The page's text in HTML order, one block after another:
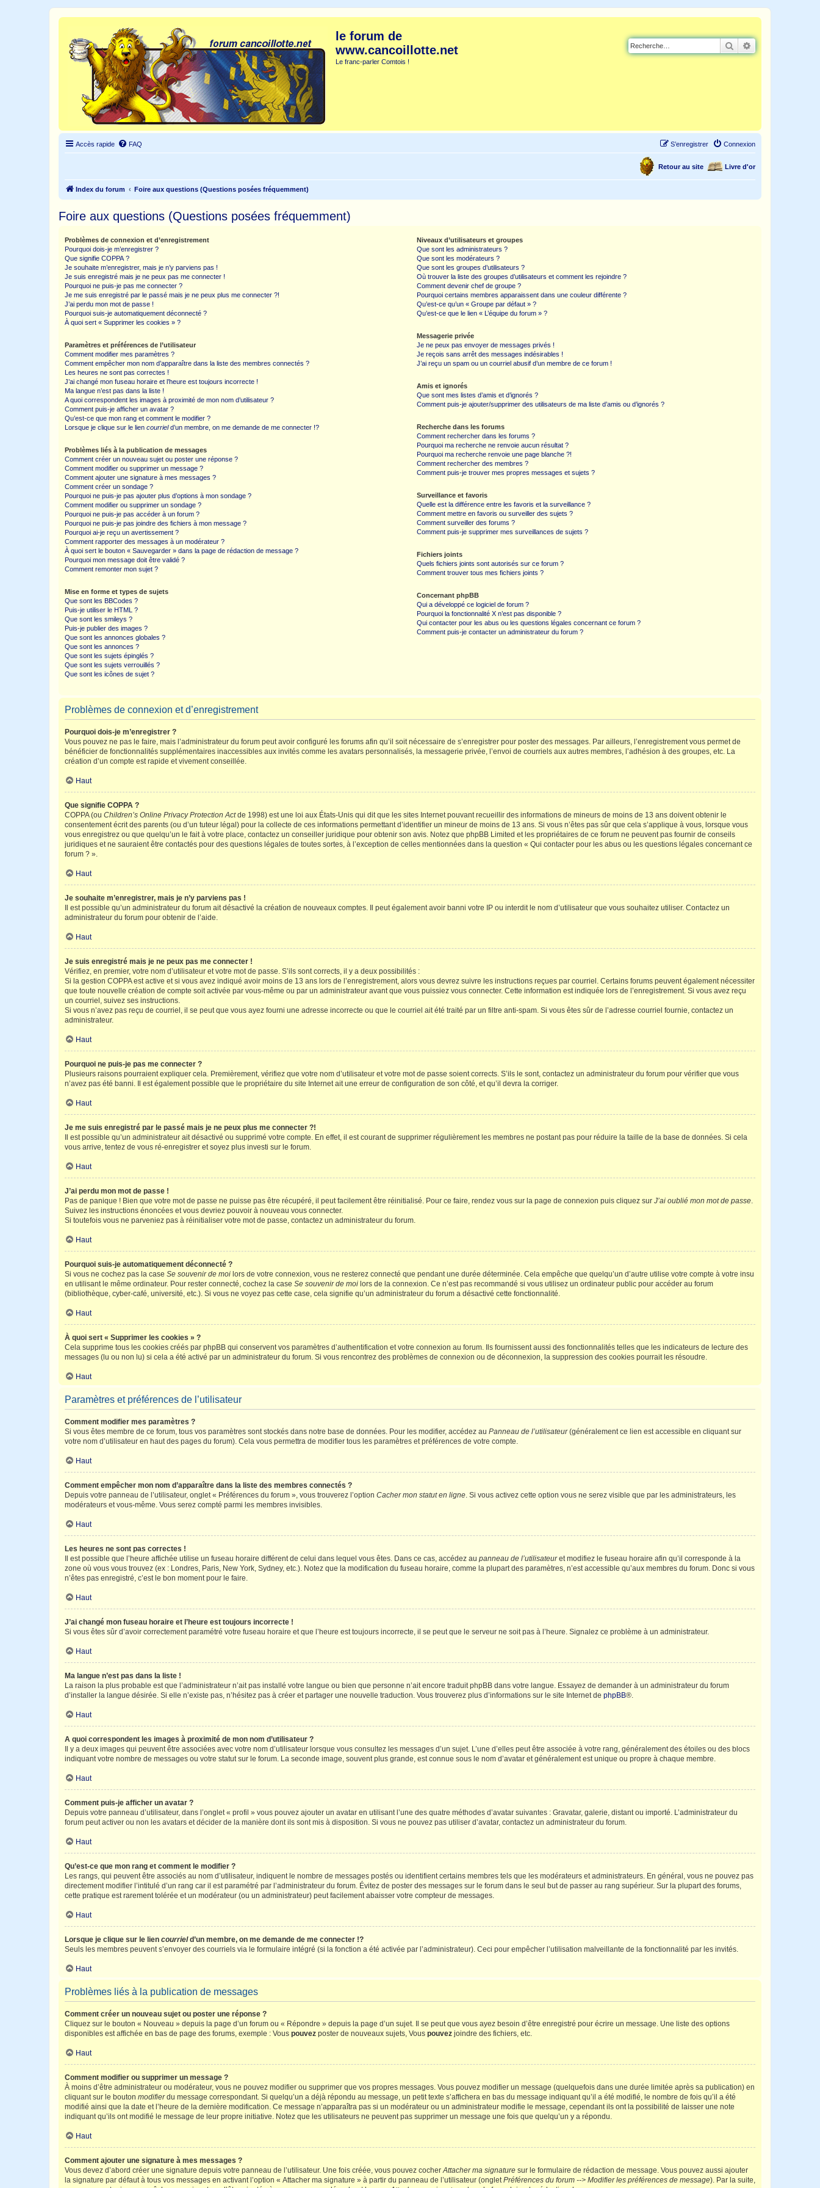
le forum de
www.cancoillotte.net
Le franc-parler Comtois !
Rechercher
Accès rapide FAQ Connexion
S’enregistrer
Livre d'or
Retour au site
Index du forum Foire aux questions (Questions posées fréquemment)
Foire aux questions (Questions posées fréquemment)
Problèmes de connexion et d’enregistrement
Pourquoi dois-je m’enregistrer ?
Que signifie COPPA ?
Je souhaite m’enregistrer, mais je n’y parviens pas !
Je suis enregistré mais je ne peux pas me connecter !
Pourquoi ne puis-je pas me connecter ?
Je me suis enregistré par le passé mais je ne peux plus me connecter ?!
J’ai perdu mon mot de passe !
Pourquoi suis-je automatiquement déconnecté ?
À quoi sert « Supprimer les cookies » ?
Paramètres et préférences de l’utilisateur
Comment modifier mes paramètres ?
Comment empêcher mon nom d’apparaître dans la liste des membres connectés ?
Les heures ne sont pas correctes !
J’ai changé mon fuseau horaire et l’heure est toujours incorrecte !
Ma langue n’est pas dans la liste !
A quoi correspondent les images à proximité de mon nom d’utilisateur ?
Comment puis-je afficher un avatar ?
Qu’est-ce que mon rang et comment le modifier ?
Lorsque je clique sur le lien courrield’un membre, on me demande de me connecter !?
Problèmes liés à la publication de messages
Comment créer un nouveau sujet ou poster une réponse ?
Comment modifier ou supprimer un message ?
Comment ajouter une signature à mes messages ?
Comment créer un sondage ?
Pourquoi ne puis-je pas ajouter plus d’options à mon sondage ?
Comment modifier ou supprimer un sondage ?
Pourquoi ne puis-je pas accéder à un forum ?
Pourquoi ne puis-je pas joindre des fichiers à mon message ?
Pourquoi ai-je reçu un avertissement ?
Comment rapporter des messages à un modérateur ?
À quoi sert le bouton « Sauvegarder » dans la page de rédaction de message ?
Pourquoi mon message doit être validé ?
Comment remonter mon sujet ?
Mise en forme et types de sujets
Que sont les BBCodes ?
Puis-je utiliser le HTML ?
Que sont les smileys ?
Puis-je publier des images ?
Que sont les annonces globales ?
Que sont les annonces ?
Que sont les sujets épinglés ?
Que sont les sujets verrouillés ?
Que sont les icônes de sujet ?
Niveaux d’utilisateurs et groupes
Que sont les administrateurs ?
Que sont les modérateurs ?
Que sont les groupes d’utilisateurs ?
Où trouver la liste des groupes d’utilisateurs et comment les rejoindre ?
Comment devenir chef de groupe ?
Pourquoi certains membres apparaissent dans une couleur différente ?
Qu’est-ce qu’un « Groupe par défaut » ?
Qu’est-ce que le lien « L’équipe du forum » ?
Messagerie privée
Je ne peux pas envoyer de messages privés !
Je reçois sans arrêt des messages indésirables !
J’ai reçu un spam ou un courriel abusif d’un membre de ce forum !
Amis et ignorés
Que sont mes listes d’amis et d’ignorés ?
Comment puis-je ajouter/supprimer des utilisateurs de ma liste d’amis ou d’ignorés ?
Recherche dans les forums
Comment rechercher dans les forums ?
Pourquoi ma recherche ne renvoie aucun résultat ?
Pourquoi ma recherche renvoie une page blanche ?!
Comment rechercher des membres ?
Comment puis-je trouver mes propres messages et sujets ?
Surveillance et favoris
Quelle est la différence entre les favoris et la surveillance ?
Comment mettre en favoris ou surveiller des sujets ?
Comment surveiller des forums ?
Comment puis-je supprimer mes surveillances de sujets ?
Fichiers joints
Quels fichiers joints sont autorisés sur ce forum ?
Comment trouver tous mes fichiers joints ?
Concernant phpBB
Qui a développé ce logiciel de forum ?
Pourquoi la fonctionnalité X n’est pas disponible ?
Qui contacter pour les abus ou les questions légales concernant ce forum ?
Comment puis-je contacter un administrateur du forum ?
Problèmes de connexion et d’enregistrement
Pourquoi dois-je m’enregistrer ?
Vous pouvez ne pas le faire, mais l’administrateur du forum peut avoir configuré les forums afin qu’il soit nécessaire de s’enregistrer pour poster des messages. Par ailleurs, l’enregistrement vous permet de
bénéficier de fonctionnalités supplémentaires inaccessibles aux invités comme les avatars personnalisés, la messagerie privée, l’envoi de courriels aux autres membres, l’adhésion à des groupes, etc. La
création d’un compte est rapide et vivement conseillée.
Haut
Que signifie COPPA ?
COPPA (ou Children’s Online Privacy Protection Actde 1998) est une loi aux États-Unis qui dit que les sites Internet pouvant recueillir des informations de mineurs de moins de 13 ans doivent obtenir le
consentement écrit des parents (ou d’un tuteur légal) pour la collecte de ces informations permettant d’identifier un mineur de moins de 13 ans. Si vous n’êtes pas sûr que cela s’applique à vous, lorsque vous
vous enregistrez ou que quelqu’un le fait à votre place, contactez un conseiller juridique pour obtenir son avis. Notez que phpBB Limited et les propriétaires de ce forum ne peuvent pas fournir de conseils
juridiques et ne sauraient être contactés pour des questions légales de toutes sortes, à l’exception de celles mentionnées dans la question « Qui contacter pour les abus ou les questions légales concernant ce
forum ? ».
Haut
Je souhaite m’enregistrer, mais je n’y parviens pas !
Il est possible qu’un administrateur du forum ait désactivé la création de nouveaux comptes. Il peut également avoir banni votre IP ou interdit le nom d’utilisateur que vous souhaitez utiliser. Contactez un
administrateur du forum pour obtenir de l’aide.
Haut
Je suis enregistré mais je ne peux pas me connecter !
Vérifiez, en premier, votre nom d’utilisateur et votre mot de passe. S’ils sont corrects, il y a deux possibilités :
Si la gestion COPPA est active et si vous avez indiqué avoir moins de 13 ans lors de l’enregistrement, alors vous devrez suivre les instructions reçues par courriel. Certains forums peuvent également nécessiter
que toute nouvelle création de compte soit activée par vous-même ou par un administrateur avant que vous puissiez vous connecter. Cette information est indiquée lors de l’enregistrement. Si vous avez reçu
un courriel, suivez ses instructions.
Si vous n’avez pas reçu de courriel, il se peut que vous ayez fourni une adresse incorrecte ou que le courriel ait été traité par un filtre anti-spam. Si vous êtes sûr de l’adresse courriel fournie, contactez un
administrateur.
Haut
Pourquoi ne puis-je pas me connecter ?
Plusieurs raisons pourraient expliquer cela. Premièrement, vérifiez que votre nom d’utilisateur et votre mot de passe soient corrects. S’ils le sont, contactez un administrateur du forum pour vérifier que vous
n’avez pas été banni. Il est également possible que le propriétaire du site Internet ait une erreur de configuration de son côté, et qu’il devra la corriger.
Haut
Je me suis enregistré par le passé mais je ne peux plus me connecter ?!
Il est possible qu’un administrateur ait désactivé ou supprimé votre compte. En effet, il est courant de supprimer régulièrement les membres ne postant pas pour réduire la taille de la base de données. Si cela
vous arrive, tentez de vous ré-enregistrer et soyez plus investi sur le forum.
Haut
J’ai perdu mon mot de passe !
Pas de panique ! Bien que votre mot de passe ne puisse pas être récupéré, il peut facilement être réinitialisé. Pour ce faire, rendez vous sur la page de connexion puis cliquez sur J’ai oublié mon mot de passe.
Suivez les instructions énoncées et vous devriez pouvoir à nouveau vous connecter.
Si toutefois vous ne parveniez pas à réinitialiser votre mot de passe, contactez un administrateur du forum.
Haut
Pourquoi suis-je automatiquement déconnecté ?
Si vous ne cochez pas la case Se souvenir de moi lors de votre connexion, vous ne resterez connecté que pendant une durée déterminée. Cela empêche que quelqu’un d’autre utilise votre compte à votre insu
en utilisant le même ordinateur. Pour rester connecté, cochez la case Se souvenir de moi lors de la connexion. Ce n’est pas recommandé si vous utilisez un ordinateur public pour accéder au forum
(bibliothèque, cyber-café, université, etc.). Si vous ne voyez pas cette case, cela signifie qu’un administrateur du forum a désactivé cette fonctionnalité.
Haut
À quoi sert « Supprimer les cookies » ?
Cela supprime tous les cookies créés par phpBB qui conservent vos paramètres d’authentification et votre connexion au forum. Ils fournissent aussi des fonctionnalités telles que les indicateurs de lecture des
messages (lu ou non lu) si cela a été activé par un administrateur du forum. Si vous rencontrez des problèmes de connexion ou de déconnexion, la suppression des cookies pourrait les résoudre.
Haut
Paramètres et préférences de l’utilisateur
Comment modifier mes paramètres ?
Si vous êtes membre de ce forum, tous vos paramètres sont stockés dans notre base de données. Pour les modifier, accédez au Panneau de l’utilisateur(généralement ce lien est accessible en cliquant sur
votre nom d’utilisateur en haut des pages du forum). Cela vous permettra de modifier tous les paramètres et préférences de votre compte.
Haut
Comment empêcher mon nom d’apparaître dans la liste des membres connectés ?
Depuis votre panneau de l’utilisateur, onglet « Préférences du forum », vous trouverez l’option Cacher mon statut en ligne. Si vous activez cette option vous ne serez visible que par les administrateurs, les
modérateurs et vous-même. Vous serez compté parmi les membres invisibles.
Haut
Les heures ne sont pas correctes !
Il est possible que l’heure affichée utilise un fuseau horaire différent de celui dans lequel vous êtes. Dans ce cas, accédez au panneau de l’utilisateuret modifiez le fuseau horaire afin qu’il corresponde à la
zone où vous vous trouvez (ex : Londres, Paris, New York, Sydney, etc.). Notez que la modification du fuseau horaire, comme la plupart des paramètres, n’est accessible qu’aux membres du forum. Donc si vous
n’êtes pas enregistré, c’est le bon moment pour le faire.
Haut
J’ai changé mon fuseau horaire et l’heure est toujours incorrecte !
Si vous êtes sûr d’avoir correctement paramétré votre fuseau horaire et que l’heure est toujours incorrecte, il se peut que le serveur ne soit pas à l’heure. Signalez ce problème à un administrateur.
Haut
Ma langue n’est pas dans la liste !
La raison la plus probable est que l’administrateur n’ait pas installé votre langue ou bien que personne n’ait encore traduit phpBB dans votre langue. Essayez de demander à un administrateur du forum
d’installer la langue désirée. Si elle n’existe pas, n’hésitez pas à créer et partager une nouvelle traduction. Vous trouverez plus d’informations sur le site Internet de phpBB®.
Haut
A quoi correspondent les images à proximité de mon nom d’utilisateur ?
Il y a deux images qui peuvent être associées avec votre nom d’utilisateur lorsque vous consultez les messages d’un sujet. L’une d’elles peut être associée à votre rang, généralement des étoiles ou des blocs
indiquant votre nombre de messages ou votre statut sur le forum. La seconde image, souvent plus grande, est connue sous le nom d’avatar et généralement est unique ou propre à chaque membre.
Haut
Comment puis-je afficher un avatar ?
Depuis votre panneau d’utilisateur, dans l’onglet « profil » vous pouvez ajouter un avatar en utilisant l’une des quatre méthodes d’avatar suivantes : Gravatar, galerie, distant ou importé. L’administrateur du
forum peut activer ou non les avatars et décider de la manière dont ils sont mis à disposition. Si vous ne pouvez pas utiliser d’avatar, contactez un administrateur du forum.
Haut
Qu’est-ce que mon rang et comment le modifier ?
Les rangs, qui peuvent être associés au nom d’utilisateur, indiquent le nombre de messages postés ou identifient certains membres tels que les modérateurs et administrateurs. En général, vous ne pouvez pas
directement modifier l’intitulé d’un rang car il est paramétré par l’administrateur du forum. Évitez de poster des messages sur le forum dans le seul but de passer au rang supérieur. Sur la plupart des forums,
cette pratique est rarement tolérée et un modérateur (ou un administrateur) peut facilement abaisser votre compteur de messages.
Haut
Lorsque je clique sur le lien courrield’un membre, on me demande de me connecter !?
Seuls les membres peuvent s’envoyer des courriels via le formulaire intégré (si la fonction a été activée par l’administrateur). Ceci pour empêcher l’utilisation malveillante de la fonctionnalité par les invités.
Haut
Problèmes liés à la publication de messages
Comment créer un nouveau sujet ou poster une réponse ?
Cliquez sur le bouton « Nouveau » depuis la page d’un forum ou « Répondre » depuis la page d’un sujet. Il se peut que vous ayez besoin d’être enregistré pour écrire un message. Une liste des options
disponibles est affichée en bas de page des forums, exemple : Vous pouvez poster de nouveaux sujets, Vous pouvez joindre des fichiers, etc.
Haut
Comment modifier ou supprimer un message ?
À moins d’être administrateur ou modérateur, vous ne pouvez modifier ou supprimer que vos propres messages. Vous pouvez modifier un message (quelquefois dans une durée limitée après sa publication) en
cliquant sur le bouton modifierdu message correspondant. Si quelqu’un a déjà répondu au message, un petit texte s’affichera en bas du message indiquant qu’il a été modifié, le nombre de fois qu’il a été
modifié ainsi que la date et l’heure de la dernière modification. Ce message n’apparaîtra pas si un modérateur ou un administrateur modifie le message, cependant ils ont la possibilité de laisser une note
indiquant qu’ils ont modifié le message de leur propre initiative. Notez que les utilisateurs ne peuvent pas supprimer un message une fois que quelqu’un y a répondu.
Haut
Comment ajouter une signature à mes messages ?
Vous devez d’abord créer une signature depuis votre panneau de l’utilisateur. Une fois créée, vous pouvez cocherAttacher ma signature sur le formulaire de rédaction de message. Vous pouvez aussi ajouter
la signature par défaut à tous vos messages en activant l’option « Attacher ma signature » à partir du panneau de l’utilisateur (ongletPréférences du forum --> Modifier les préférences de message). Par la suite,